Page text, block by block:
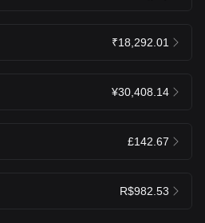
₹18,292.01
¥30,408.14
£142.67
R$982.53